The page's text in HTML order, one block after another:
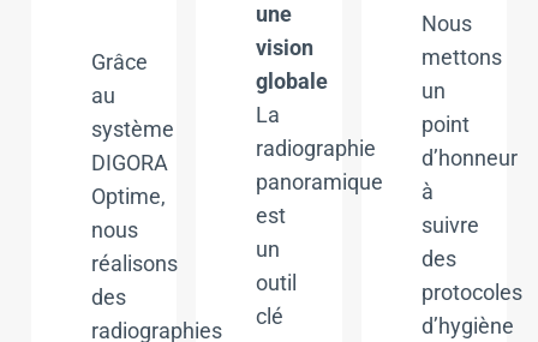
Grâce
au
système
DIGORA
Optime,
nous
réalisons
des
radiographies
une
vision
globale
La
radiographie
panoramique
est
un
outil
clé
Nous
mettons
un
point
d’honneur
à
suivre
des
protocoles
d’hygiène